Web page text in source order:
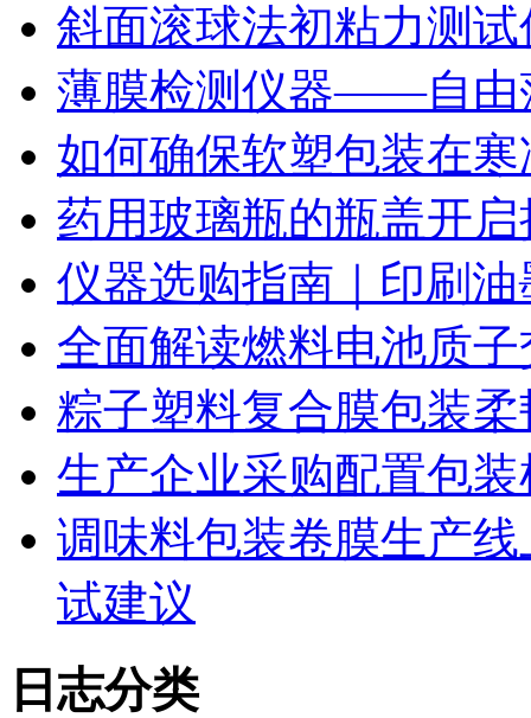
斜面滚球法初粘力测
薄膜检测仪器——自由
如何确保软塑包装在
药用玻璃瓶的瓶盖开
仪器选购指南｜印刷
全面解读燃料电池质
粽子塑料复合膜包装
生产企业采购配置包
调味料包装卷膜生产
试建议
日志分类